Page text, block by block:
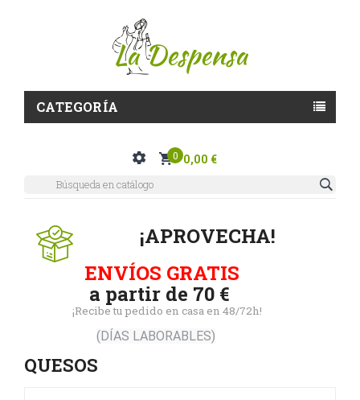
CATEGORÍA
0 0,00 €
¡APROVECHA!
ENVÍOS GRATIS
a partir de 70 €
¡Recibe tu pedido en casa en 48/72h!
(DÍAS LABORABLES)
QUESOS